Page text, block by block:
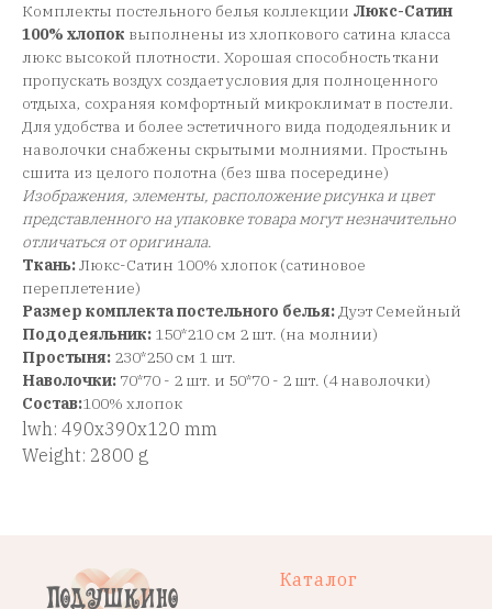
Комплекты постельного белья коллекции Люкс-Сатин
100% хлопок выполнены из хлопкового сатина класса
люкс высокой плотности. Хорошая способность ткани
пропускать воздух создает условия для полноценного
отдыха, сохраняя комфортный микроклимат в постели.
Для удобства и более эстетичного вида пододеяльник и
наволочки снабжены скрытыми молниями. Простынь
сшита из целого полотна (без шва посередине)
Изображения, элементы, расположение рисунка и цвет
представленного на упаковке товара могут незначительно
отличаться от оригинала.
Ткань:Люкс-Сатин 100% хлопок (сатиновое
переплетение)
Размер комплекта постельного белья:Дуэт Семейный
Пододеяльник: 150*210 см 2 шт. (на молнии)
Простыня: 230*250 см 1 шт.
Наволочки: 70*70 - 2 шт. и 50*70 - 2 шт. (4 наволочки)
Состав:100% хлопок
lwh: 490x390x120 mm
Weight: 2800 g
Каталог